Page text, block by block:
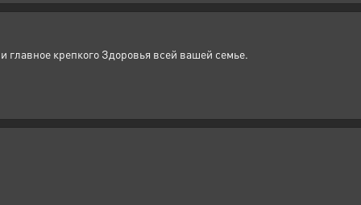
крепкого Здоровья всей вашей семье.